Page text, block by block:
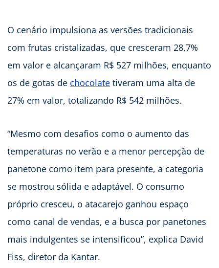
O cenário impulsiona as versões tradicionais
com frutas cristalizadas, que cresceram 28,7%
em valor e alcançaram R$ 527 milhões, enquanto
os de gotas de chocolate tiveram uma alta de
27% em valor, totalizando R$ 542 milhões.
“Mesmo com desafios como o aumento das
temperaturas no verão e a menor percepção de
panetone como item para presente, a categoria
se mostrou sólida e adaptável. O consumo
próprio cresceu, o atacarejo ganhou espaço
como canal de vendas, e a busca por panetones
mais indulgentes se intensificou”, explica David
Fiss, diretor da Kantar.